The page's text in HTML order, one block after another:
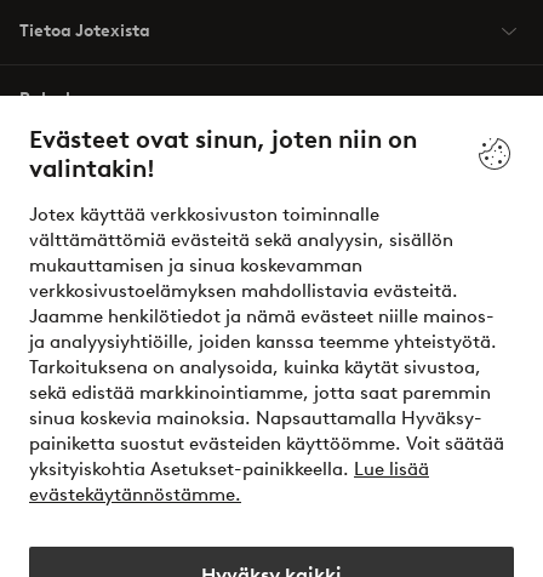
Evästeet ovat sinun, joten niin on
valintakin!
Jotex käyttää verkkosivuston toiminnalle
välttämättömiä evästeitä sekä analyysin, sisällön
mukauttamisen ja sinua koskevamman
verkkosivustoelämyksen mahdollistavia evästeitä.
Jaamme henkilötiedot ja nämä evästeet niille mainos-
ja analyysiyhtiöille, joiden kanssa teemme yhteistyötä.
Tarkoituksena on analysoida, kuinka käytät sivustoa,
sekä edistää markkinointiamme, jotta saat paremmin
sinua koskevia mainoksia. Napsauttamalla Hyväksy-
painiketta suostut evästeiden käyttöömme. Voit säätää
yksityiskohtia Asetukset-painikkeella. Lue lisää
evästekäytännöstämme.
Tietoa Jotexista
Palvelumme
Ehdot
Ystävät
Turvalliset maksut – maksa nyt tai erissä
Haluatko tietää lisää maksuvaihtoehdoistamme?
elpy